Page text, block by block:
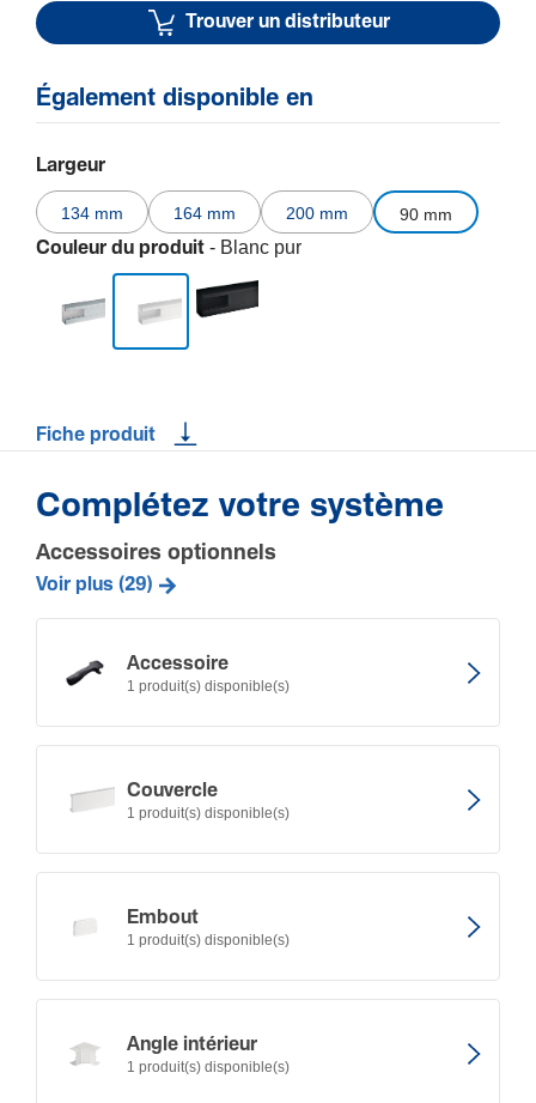
Trouver un distributeur
Également disponible en
Largeur
134 mm 164 mm 200 mm 90 mm
Couleur du produit - Blanc pur
Fiche produit
Complétez votre système
Accessoires optionnels
Voir plus (29)
Acces­soire
1 produit(s) disponible(s)
Couvercle
1 produit(s) disponible(s)
Embout
1 produit(s) disponible(s)
Angle intérieur
1 produit(s) disponible(s)